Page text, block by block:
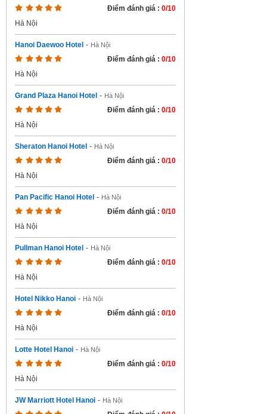
Điểm đánh giá : 0/10
Hà Nội
Hanoi Daewoo Hotel - Hà Nội
Điểm đánh giá : 0/10
Hà Nội
Grand Plaza Hanoi Hotel - Hà Nội
Điểm đánh giá : 0/10
Hà Nội
Sheraton Hanoi Hotel - Hà Nội
Điểm đánh giá : 0/10
Hà Nội
Pan Pacific Hanoi Hotel - Hà Nội
Điểm đánh giá : 0/10
Hà Nội
Pullman Hanoi Hotel - Hà Nội
Điểm đánh giá : 0/10
Hà Nội
Hotel Nikko Hanoi - Hà Nội
Điểm đánh giá : 0/10
Hà Nội
Lotte Hotel Hanoi - Hà Nội
Điểm đánh giá : 0/10
Hà Nội
JW Marriott Hotel Hanoi - Hà Nội